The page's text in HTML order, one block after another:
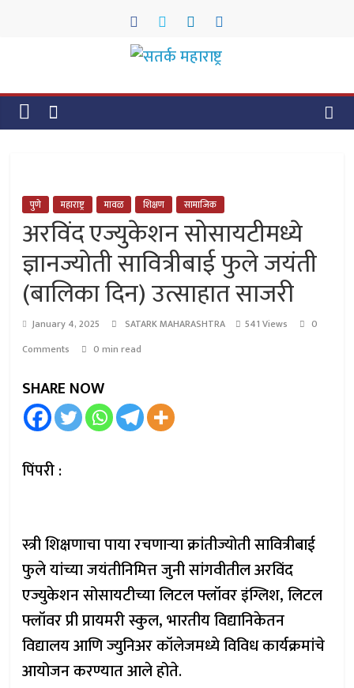
सतर्क
महाराष्ट्र
पुणे महाराष्ट्र मावळ शिक्षण सामाजिक
अरविंद एज्युकेशन सोसायटीमध्ये
ज्ञानज्योती सावित्रीबाई फुले जयंती
(बालिका दिन) उत्साहात साजरी
January 4, 2025 SATARK MAHARASHTRA 541 Views
0
Comments
0 min read
SHARE NOW
पिंपरी :
स्त्री शिक्षणाचा पाया रचणाऱ्या क्रांतीज्योती सावित्रीबाई
फुले यांच्या जयंतीनिमित्त जुनी सांगवीतील अरविंद
एज्युकेशन सोसायटीच्या लिटल फ्लॉवर इंग्लिश, लिटल
फ्लॉवर प्री प्रायमरी स्कुल, भारतीय विद्यानिकेतन
विद्यालय आणि ज्युनिअर कॉलेजमध्ये विविध कार्यक्रमांचे
आयोजन करण्यात आले होते.